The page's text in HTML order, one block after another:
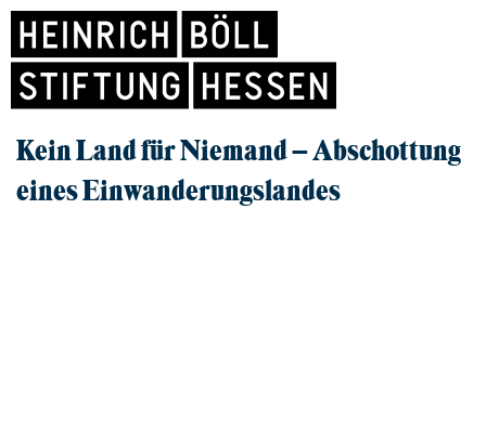
Kein Land für Niemand – Abschottung
eines Einwanderungslandes